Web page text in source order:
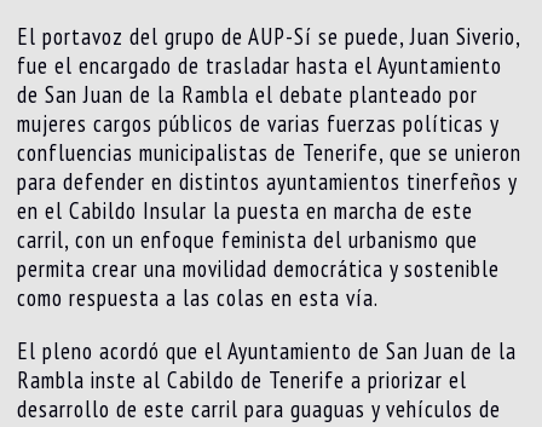
El portavoz del grupo de AUP-Sí se puede, Juan Siverio,
fue el encargado de trasladar hasta el Ayuntamiento
de San Juan de la Rambla el debate planteado por
mujeres cargos públicos de varias fuerzas políticas y
confluencias municipalistas de Tenerife, que se unieron
para defender en distintos ayuntamientos tinerfeños y
en el Cabildo Insular la puesta en marcha de este
carril, con un enfoque feminista del urbanismo que
permita crear una movilidad democrática y sostenible
como respuesta a las colas en esta vía.
El pleno acordó que el Ayuntamiento de San Juan de la
Rambla inste al Cabildo de Tenerife a priorizar el
desarrollo de este carril para guaguas y vehículos de